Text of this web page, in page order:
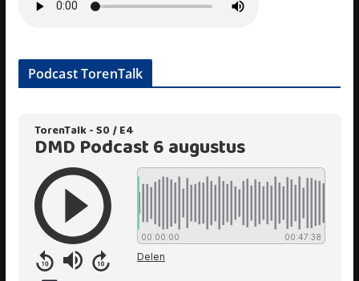
Podcast TorenTalk